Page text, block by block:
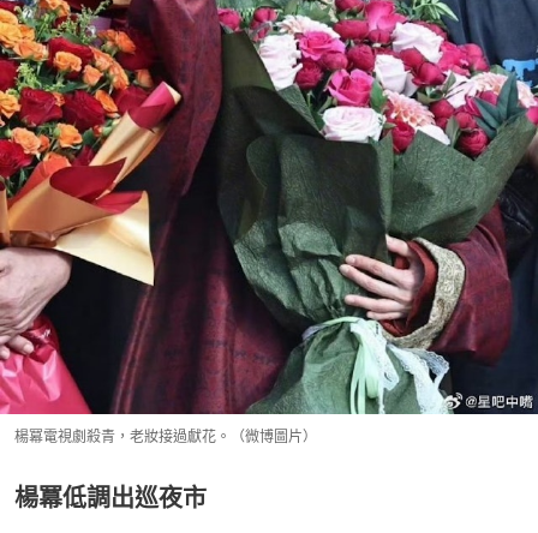
楊冪電視劇殺青，老妝接過獻花。（微博圖片）
楊冪低調出巡夜市